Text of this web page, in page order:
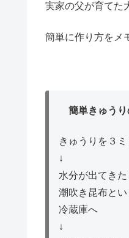
実家の父が育てた
簡単に作り方をメ
簡単きゅうり
きゅうりを３
↓
水分が出てき
潮吹き昆布と
冷蔵庫へ
↓